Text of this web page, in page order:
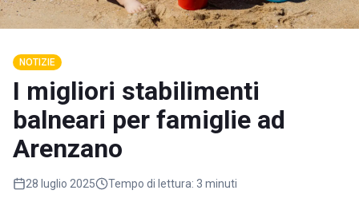
NOTIZIE
I migliori stabilimenti
balneari per famiglie ad
Arenzano
28 luglio 2025 Tempo di lettura: 3 minuti